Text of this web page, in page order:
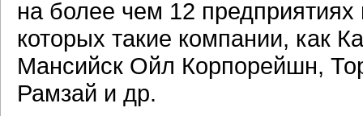
на более чем 12
которых такие компании, как
Мансийск Ойл Корпорейшн,
Рамзай и др.